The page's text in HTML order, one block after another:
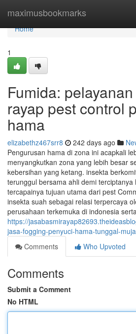
maximusbookmarks
Home
Home
1
Fumida:
rayap pest control
hama
elizabethz467srr8 242 days ago
Pengurusan hama di zona ini acapkali
menyangkutkan zona yang lebih besar
kebersihan yang ketang. insekta
terunggul bersama ahli demi
tercapainya tujuan utama dari pest
insekta suah sebagai relasi terpercaya
perusahaan terkemuka di indonesia
https://
jasa-fogging-penyuci-hama-tunggal-
Comments
Who Upvoted
Comments
Submit a Comment
No HTML